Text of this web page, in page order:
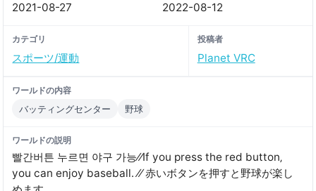
2021-08-27 2022-08-12
カテゴリ
スポーツ/運動
投稿者
Planet VRC
ワールドの内容
バッティングセンター 野球
ワールドの説明
빨간버튼 누르면 야구 가능⁄⁄If you press the red button‚
you can enjoy baseball․ ⁄⁄ 赤いボタンを押すと野球が楽し